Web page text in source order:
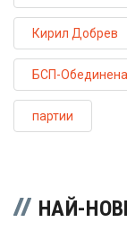
Кирил Добрев
БСП-
партии
НАЙ-